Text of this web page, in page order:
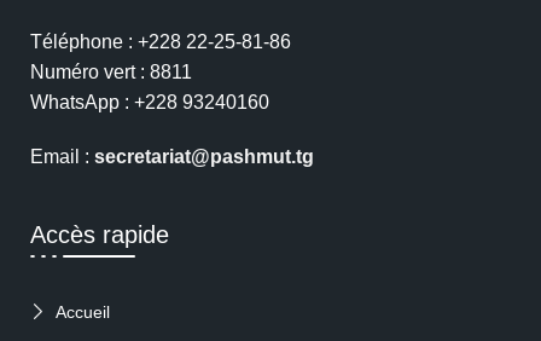
Téléphone : +228 22-25-81-86
Numéro vert : 8811
WhatsApp : +228 93240160
Email : secretariat@pashmut.tg
Accès rapide
Accueil